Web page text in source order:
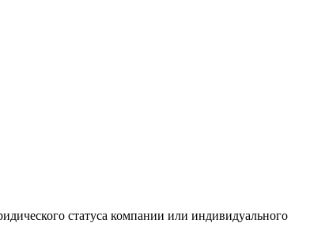
статуса компании или индивидуального